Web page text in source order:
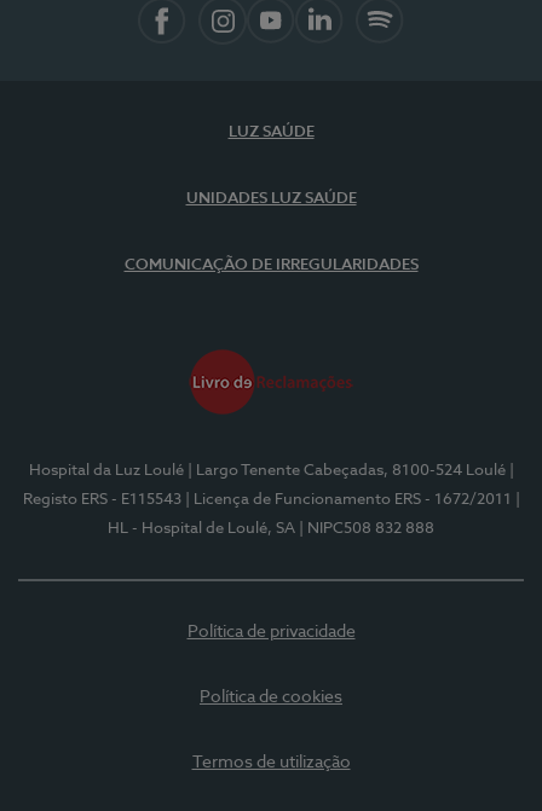
LUZ SAÚDE
UNIDADES LUZ SAÚDE
COMUNICAÇÃO DE IRREGULARIDADES
Hospital da Luz Loulé | Largo Tenente Cabeçadas, 8100-524 Loulé
Registo ERS - E115543
| Licença de Funcionamento ERS - 1672/2011
HL - Hospital de Loulé, SA
| NIPC508 832 888
Política de privacidade
Política de cookies
Termos de utilização